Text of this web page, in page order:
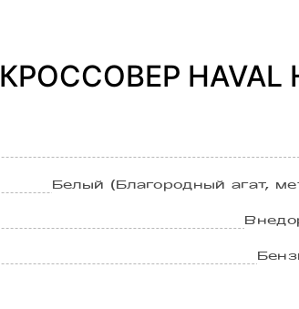
КРОССОВЕР HAVAL
Белый (Благородный агат,